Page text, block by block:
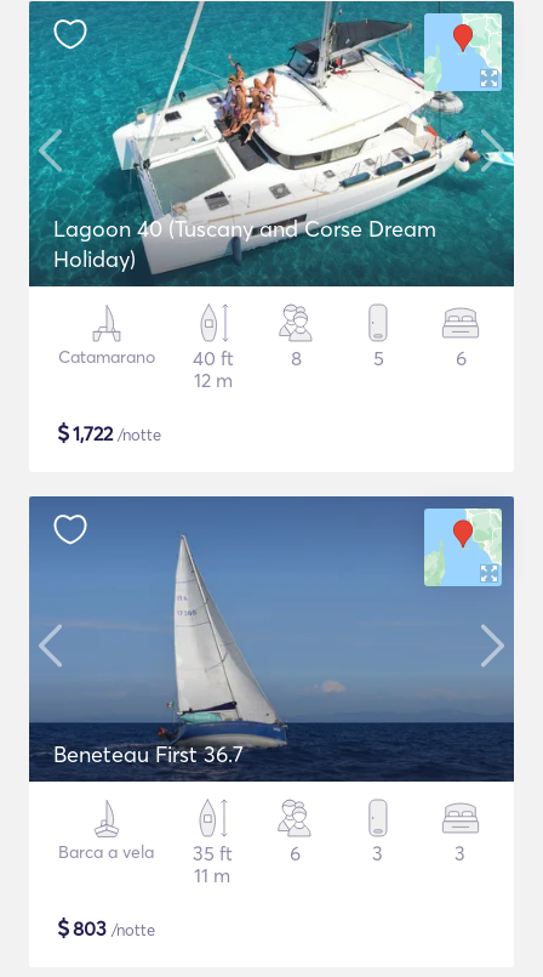
Lagoon 40 (Tuscany and Corse Dream
Holiday)
Catamarano
40 ft
12 m
8 5 6
$1,722/notte
Beneteau First 36.7
Barca a vela
35 ft
11 m
6 3 3
$803 /notte